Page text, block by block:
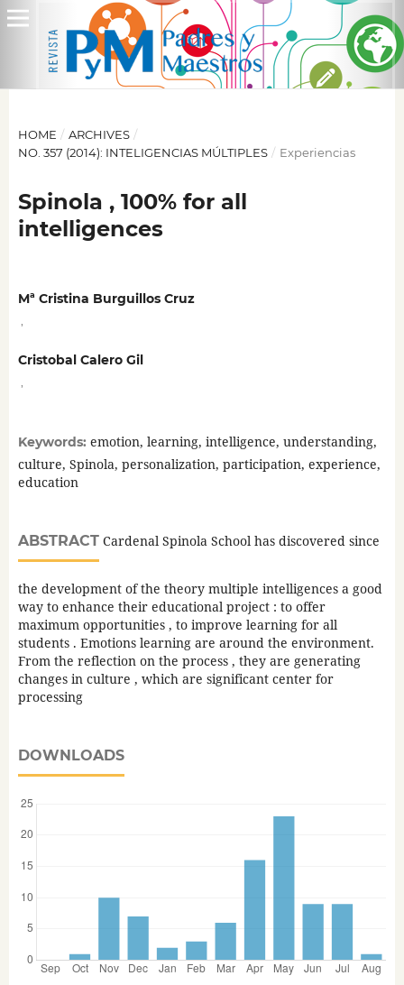
HOME / ARCHIVES /
NO. 357 (2014): INTELIGENCIAS MÚLTIPLES / Experiencias
Spinola , 100% for all
intelligences
Mª Cristina Burguillos Cruz
Cristobal Calero Gil
Keywords: emotion, learning, intelligence, understanding,
culture, Spinola, personalization, participation, experience,
education
ABSTRACTCardenal Spinola School has discovered since
the development of the theory multiple intelligences a good
way to enhance their educational project : to offer
maximum opportunities , to improve learning for all
students . Emotions learning are around the environment.
From the reflection on the process , they are generating
changes in culture , which are significant center for
processing
DOWNLOADS